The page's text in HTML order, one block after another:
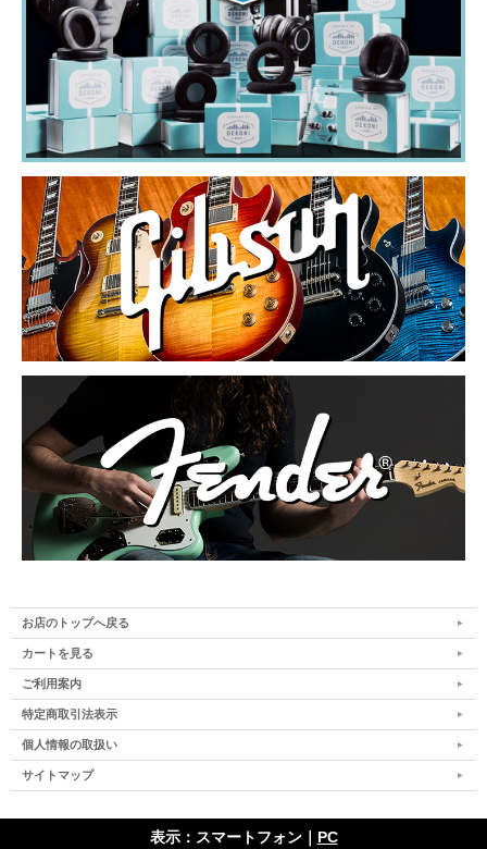
お店のトップへ戻る
カートを見る
ご利用案内
特定商取引法表示
個人情報の取扱い
サイトマップ
表示：スマートフォン｜ PC